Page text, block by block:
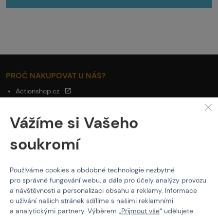
PROČ NAKUPOVAT U NÁS?
Actionshop.cz
3x Showroom v ČR
Ověřené značky
Servis
O NÁKUPU
Platba
Doprava
Obchodní podmínky
Vážíme si Vašeho
soukromí
Používáme cookies a obdobné technologie nezbytné
pro správné fungování webu, a dále pro účely analýzy provozu
a návštěvnosti a personalizaci obsahu a reklamy. Informace
o užívání našich stránek sdílíme s našimi reklamními
a analytickými partnery. Výběrem „Přijmout vše“ udělujete